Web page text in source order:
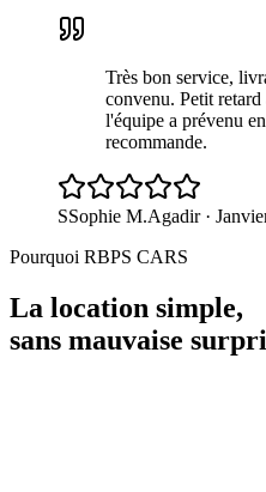
Très bon service,
convenu. Petit
l'équipe a prévenu
recommande.
SSophie M.Agadir·
Pourquoi RBPS CARS
La location simple,
sans mauvaise